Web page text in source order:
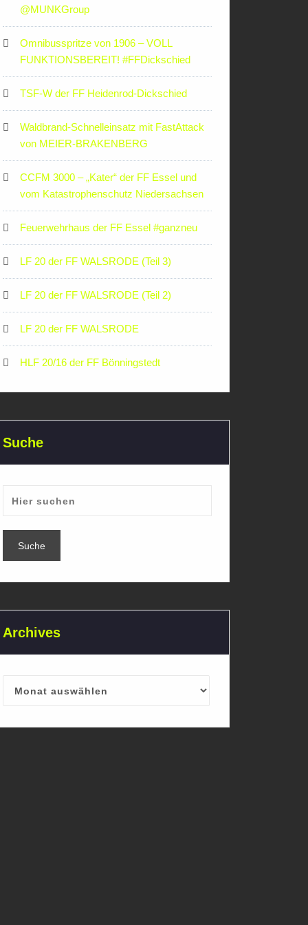
‪@MUNKGroup‬
Omnibusspritze von 1906 – VOLL
FUNKTIONSBEREIT! #FFDickschied
TSF-W der FF Heidenrod-Dickschied
Waldbrand-Schnelleinsatz mit FastAttack
von MEIER-BRAKENBERG
CCFM 3000 – „Kater“ der FF Essel und
vom Katastrophenschutz Niedersachsen
Feuerwehrhaus der FF Essel #ganzneu
LF 20 der FF WALSRODE (Teil 3)
LF 20 der FF WALSRODE (Teil 2)
LF 20 der FF WALSRODE
HLF 20/16 der FF Bönningstedt
Suche
Archives